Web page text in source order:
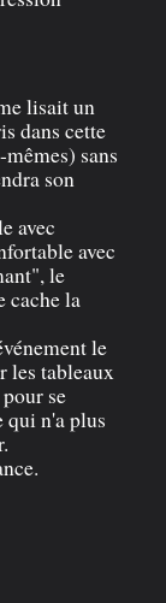
lisait un
dans cette
sans
son
avec
avec
le
cache la
le
les tableaux
se
qui n'a plus